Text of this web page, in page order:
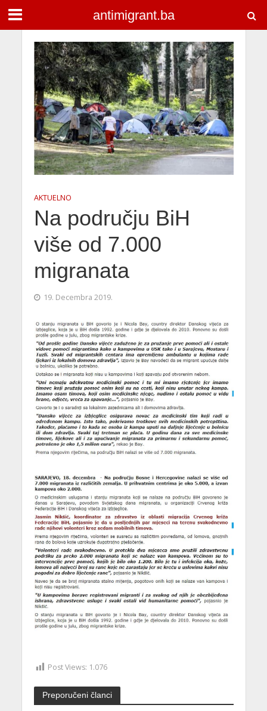
antimigrant.ba
AKTUELNO
Na području BiH
više od 7.000
migranata
19. Decembra 2019.
Post Views: 1.076
Preporučeni članci